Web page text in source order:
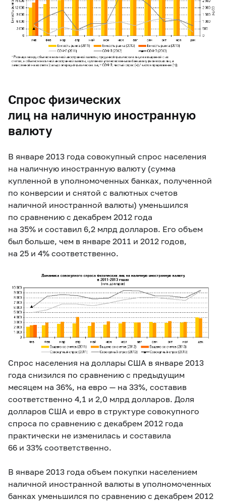
Спрос физических
лиц на наличную иностранную
валюту
В январе 2013 года совокупный спрос населения
на наличную иностранную валюту (сумма
купленной в уполномоченных банках, полученной
по конверсии и снятой с валютных счетов
наличной иностранной валюты) уменьшился
по сравнению с декабрем 2012 года
на 35% и составил 6,2 млрд долларов. Его объем
был больше, чем в январе 2011 и 2012 годов,
на 25 и 4% соответственно.
Спрос населения на доллары США в январе 2013
года снизился по сравнению с предыдущим
месяцем на 36%, на евро — на 33%, составив
соответственно 4,1 и 2,0 млрд долларов. Доля
долларов США и евро в структуре совокупного
спроса по сравнению с декабрем 2012 года
практически не изменилась и составила
66 и 33% соответственно.
В январе 2013 года объем покупки населением
наличной иностранной валюты в уполномоченных
банках уменьшился по сравнению с декабрем 2012